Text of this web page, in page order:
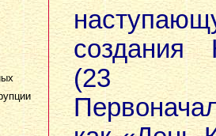
создания
(23